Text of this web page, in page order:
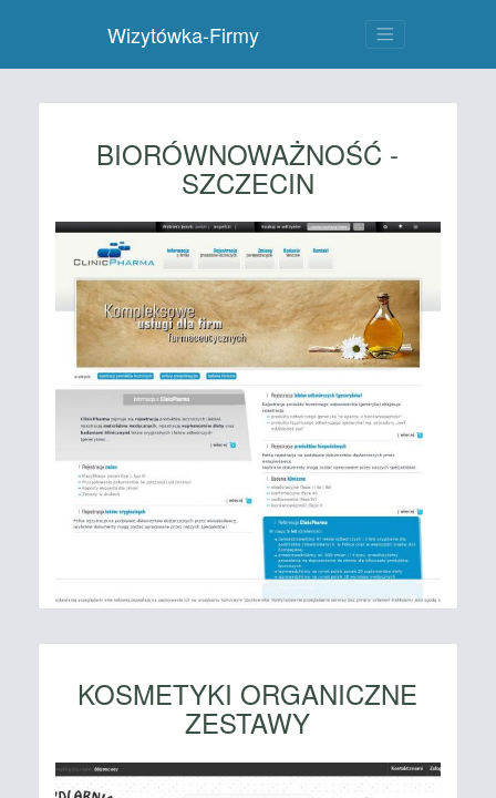
Wizytówka-Firmy
BIORÓWNOWAŻNOŚĆ -
SZCZECIN
KOSMETYKI ORGANICZNE
ZESTAWY